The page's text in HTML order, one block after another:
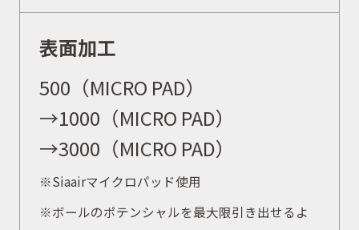
表面加工
500（MICRO PAD）
→1000（MICRO PAD）
→3000（MICRO PAD）
※Siaairマイクロパッド使用
※ボールのポテンシャルを最大限引き出せるよ